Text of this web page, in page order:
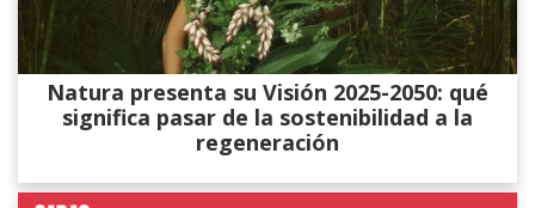
Natura presenta su Visión 2025-2050: qué
significa pasar de la sostenibilidad a la
regeneración